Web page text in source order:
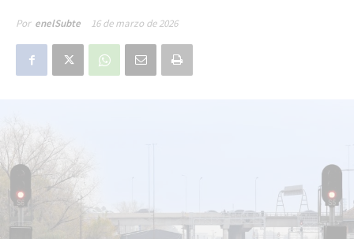
Por enelSubte 16 de marzo de 2026